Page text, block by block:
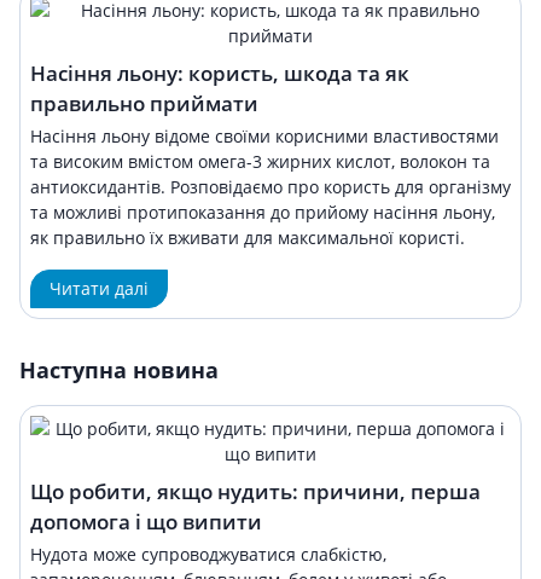
Насіння льону: користь, шкода та як
правильно приймати
Насіння льону відоме своїми корисними властивостями
та високим вмістом омега-3 жирних кислот, волокон та
антиоксидантів. Розповідаємо про користь для організму
та можливі протипоказання до прийому насіння льону,
як правильно їх вживати для максимальної користі.
Читати далі
Наступна новина
Що робити, якщо нудить: причини, перша
допомога і що випити
Нудота може супроводжуватися слабкістю,